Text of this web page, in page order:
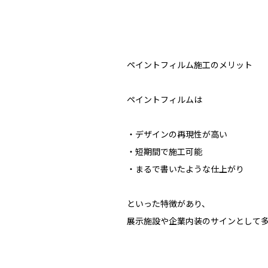
ペイントフィルム施工のメリット
ペイントフィルムは
・デザインの再現性が高い
・短期間で施工可能
・まるで書いたような仕上がり
といった特徴があり、
展示施設や企業内装のサインとして